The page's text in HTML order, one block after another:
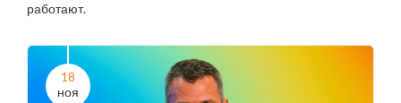
работают.
18
ноя